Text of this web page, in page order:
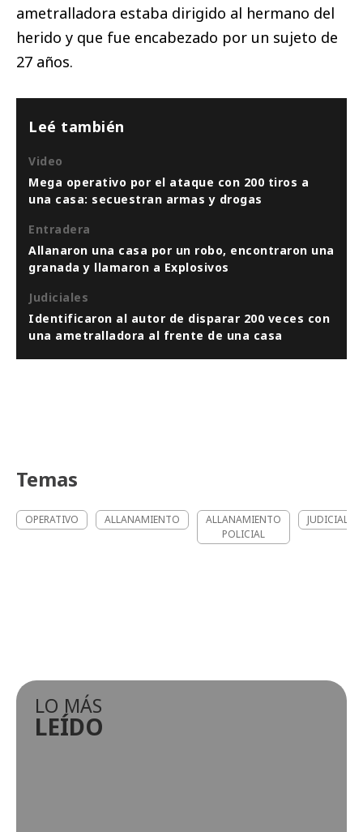
ametralladora estaba dirigido al hermano del
herido y que fue encabezado por un sujeto de
27 años.
Leé también
Video
Mega operativo por el ataque con 200 tiros a
una casa: secuestran armas y drogas
Entradera
Allanaron una casa por un robo, encontraron una
granada y llamaron a Explosivos
Judiciales
Identificaron al autor de disparar 200 veces con
una ametralladora al frente de una casa
Temas
OPERATIVO ALLANAMIENTO
ALLANAMIENTO
POLICIAL
JUDICIALES
LO MÁS
LEÍDO